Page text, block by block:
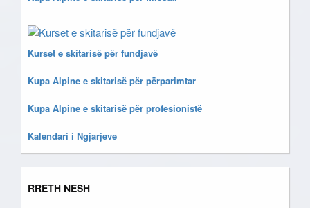
Kurset e skitarisë për fundjavë
Kupa Alpine e skitarisë për përparimtar
Kupa Alpine e skitarisë për profesionistë
Kalendari i Ngjarjeve
RRETH NESH